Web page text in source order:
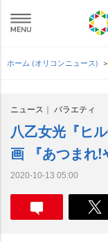
ホーム (オリコンニュース)
ニュース バラエティ
八乙女光『ヒ
画 『あつまれ!
2020-10-13 05:00